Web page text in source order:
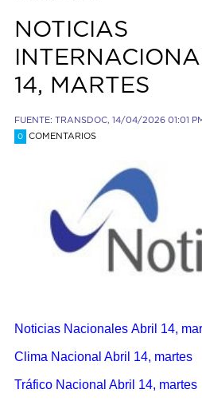
NOTICIAS
14, MARTES
FUENTE: TRANSDOC, 14/04/2026 01:01
0 COMENTARIOS
Noticias Nacionales Abril 14,
Clima Nacional Abril 14, martes
Tráfico Nacional Abril 14, martes